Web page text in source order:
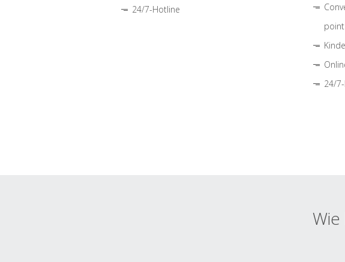
24/7-Hotline
point
24/